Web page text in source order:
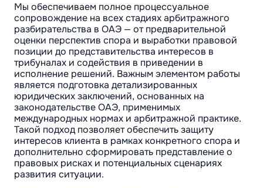
Мы обеспечиваем полное процессуальное
сопровождение на всех стадиях арбитражного
разбирательства в ОАЭ — от предварительной
оценки перспектив спора и выработки правовой
позиции до представительства интересов в
трибуналах и содействия в приведении в
исполнение решений. Важным элементом работы
является подготовка детализированных
юридических заключений, основанных на
законодательстве ОАЭ, применимых
международных нормах и арбитражной практике.
Такой подход позволяет обеспечить защиту
интересов клиента в рамках конкретного спора и
дополнительно сформировать представление о
правовых рисках и потенциальных сценариях
развития ситуации.